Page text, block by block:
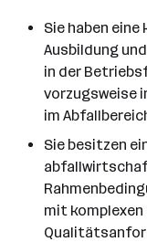
Sie haben
Ausbildung
in der
vorzugsweise
im
Sie besitzen
mit